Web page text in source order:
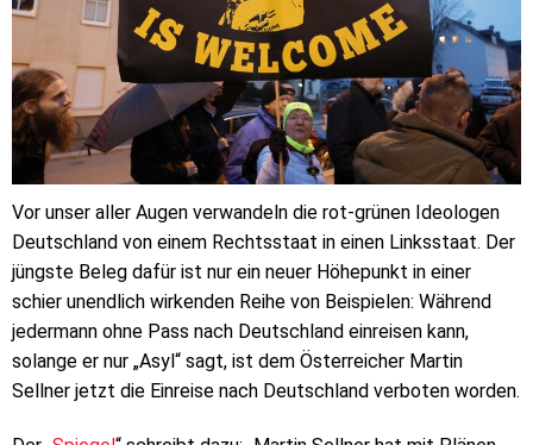
Vor unser aller Augen verwandeln die rot-grünen Ideologen
Deutschland von einem Rechtsstaat in einen Linksstaat. Der
jüngste Beleg dafür ist nur ein neuer Höhepunkt in einer
schier unendlich wirkenden Reihe von Beispielen: Während
jedermann ohne Pass nach Deutschland einreisen kann,
solange er nur „Asyl“ sagt, ist dem Österreicher Martin
Sellner jetzt die Einreise nach Deutschland verboten worden.